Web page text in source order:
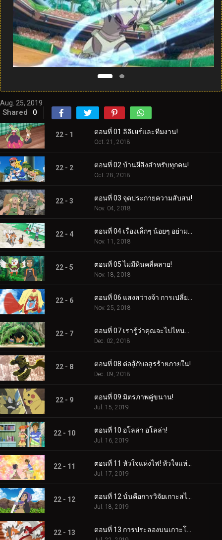
Aug. 25, 2019
Shared 0
22 - 1 ตอนที่ 01 ลิลิเยร์และทีมงาน!
Oct. 21, 2018
22 - 2 ตอนที่ 02 บ้านผีสิงสำหรับทุกคน!
Oct. 28, 2018
22 - 3 ตอนที่ 03 จุดประกายความสับสน!
Nov. 04, 2018
22 - 4
Nov. 11, 2018
22 - 5 ตอนที่ 05 ไม่มีหินคลี่คลาย!
Nov. 18, 2018
22 - 6
Nov. 25, 2018
22 - 7
Dec. 02, 2018
22 - 8 ตอนที่ 08 ต่อสู้กับอสูรร้ายภายใน!
Dec. 09, 2018
22 - 9 ตอนที่ 09 มิตรภาพคู่ขนาน!
Jul. 15, 2019
22 - 10 ตอนที่ 10 อโลล่า อโลล่า!
Jul. 16, 2019
22 - 11
Jul. 17, 2019
22 - 12
Jul. 18, 2019
22 - 13